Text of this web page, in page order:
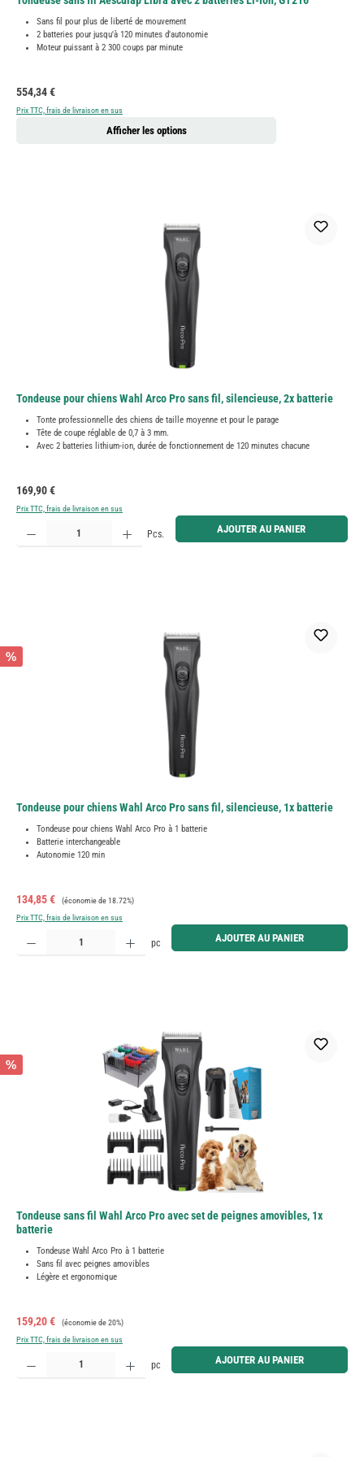
Sans fil pour plus de liberté de mouvement
2 batteries pour jusqu'à 120 minutes d'autonomie
Moteur puissant à 2 300 coups par minute
Prix régulier :
554,34 €
Prix TTC, frais de livraison en sus
Afficher les options
Tondeuse pour chiens Wahl Arco Pro sans fil, silencieuse, 2x batterie
Tonte professionnelle des chiens de taille moyenne et pour le parage
Tête de coupe réglable de 0,7 à 3 mm.
Avec 2 batteries lithium-ion, durée de fonctionnement de 120 minutes chacune
Prix régulier :
169,90 €
Prix TTC, frais de livraison en sus
Quantité de produit : Entrez la quantité souhaitée ou utilisez les boutons pour augmenter ou
Pcs. AJOUTER AU PANIER
%
Tondeuse pour chiens Wahl Arco Pro sans fil, silencieuse, 1x batterie
Tondeuse pour chiens Wahl Arco Pro à 1 batterie
Batterie interchangeable
Autonomie 120 min
Prix de vente :
134,85 € Prix régulier :
(économie de 18.72%)
Prix TTC, frais de livraison en sus
Quantité de produit : Entrez la quantité souhaitée ou utilisez les boutons pour augmenter ou
pc AJOUTER AU PANIER
%
Tondeuse sans fil Wahl Arco Pro avec set de peignes amovibles, 1x
batterie
Tondeuse Wahl Arco Pro à 1 batterie
Sans fil avec peignes amovibles
Légère et ergonomique
Prix de vente :
159,20 € Prix régulier :
(économie de 20%)
Prix TTC, frais de livraison en sus
Quantité de produit : Entrez la quantité souhaitée ou utilisez les boutons pour augmenter ou
pc AJOUTER AU PANIER